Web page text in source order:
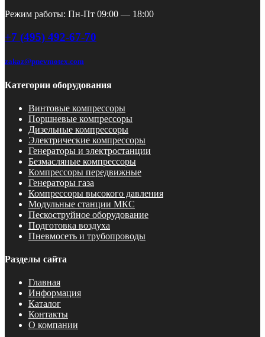
Режим работы: Пн-Пт 09:00 — 18:00
+7 (495) 492-67-70
zakaz@pnevmotex.com
Категории оборудования
Винтовые компрессоры
Поршневые компрессоры
Дизельные компрессоры
Электрические компрессоры
Генераторы и электростанции
Безмасляные компрессоры
Компрессоры передвижные
Генераторы газа
Компрессоры высокого давления
Модульные станции МКС
Пескоструйное оборудование
Подготовка воздуха
Пневмосеть и трубопроводы
Разделы сайта
Главная
Информация
Каталог
Контакты
О компании